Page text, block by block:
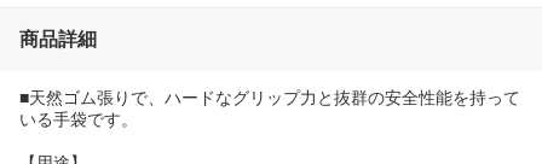
商品詳細
■天然ゴム張りで、ハードなグリップ力と抜群の安全性能を持って
いる手袋です。